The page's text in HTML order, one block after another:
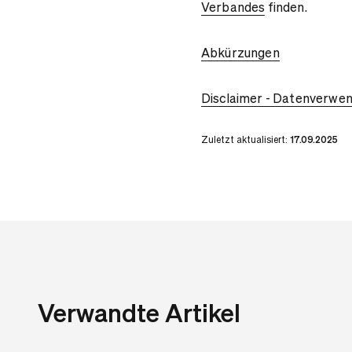
Verbandes finden.
Abkürzungen
Disclaimer -
Zuletzt aktualisiert: 17.09.2025
Verwandte Artikel